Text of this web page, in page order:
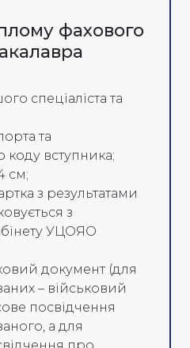
фахового
спеціаліста та
та
коду вступника;
см;
з результатами
з
УЦОЯО
документ (для
– військовий
посвідчення
а для
про